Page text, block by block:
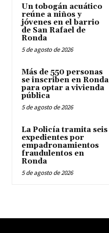
Un tobogán acuático
reúne a niños y
jóvenes en el barrio
de San Rafael de
Ronda
5 de agosto de 2026
Más de 550 personas
se inscriben en Ronda
para optar a vivienda
pública
5 de agosto de 2026
La Policía tramita seis
expedientes por
empadronamientos
fraudulentos en
Ronda
5 de agosto de 2026